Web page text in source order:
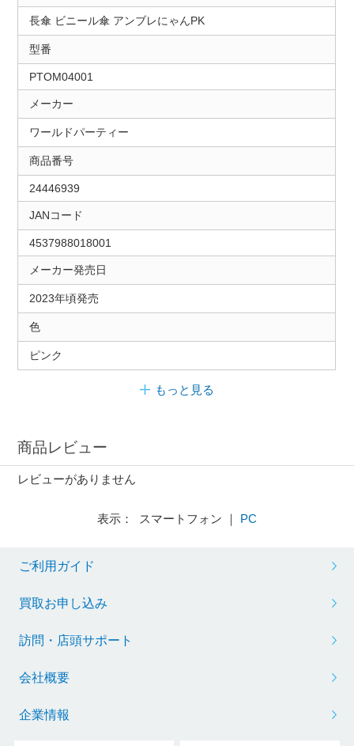
長傘 ビニール傘 アンブレにゃんPK
型番
PTOM04001
メーカー
ワールドパーティー
商品番号
24446939
JANコード
4537988018001
メーカー発売日
2023年頃発売
色
ピンク
もっと見る
商品レビュー
レビューがありません
表示： スマートフォン ｜ PC
ご利用ガイド
買取お申し込み
訪問・店頭サポート
会社概要
企業情報